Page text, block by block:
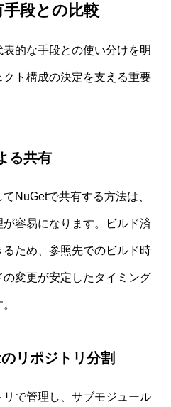
手段との比較
的な手段との使い分けを明
ト構成の決定を支える重要
る共有
NuGetで共有する方法は、
容易になります。ビルド済
ため、参照先でのビルド時
変更が安定したタイミング
リポジトリ分割
で管理し、サブモジュール